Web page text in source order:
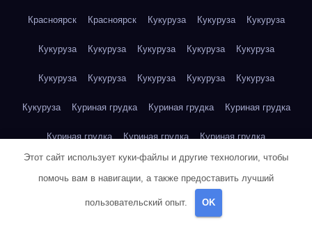
Красноярск Красноярск Кукуруза Кукуруза Кукуруза
Кукуруза Кукуруза Кукуруза Кукуруза Кукуруза
Кукуруза Кукуруза Кукуруза Кукуруза Кукуруза
Кукуруза Куриная грудка Куриная грудка Куриная грудка
Куриная грудка Куриная грудка Куриная грудка
Куриная грудка Куриная грудка
Этот сайт использует куки-файлы и другие технологии, чтобы
помочь вам в навигации, а также предоставить лучший
пользовательский опыт. OK